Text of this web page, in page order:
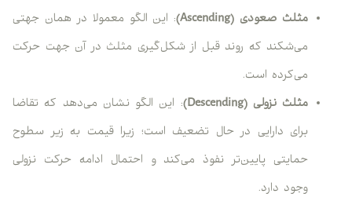
مثلث صعودی (Ascending)
: این الگو معمولا در همان جهتی
می‌شکند که روند قبل از شکل‌گیری مثلث در آن جهت حرکت
می‌کرده است.
مثلث نزولی (Descending)
: این الگو نشان می‌دهد که تقاضا
برای دارایی در حال تضعیف است؛ زیرا قیمت به زیر سطوح
حمایتی پایین‌تر نفوذ می‌کند و احتمال ادامه حرکت نزولی
وجود دارد.